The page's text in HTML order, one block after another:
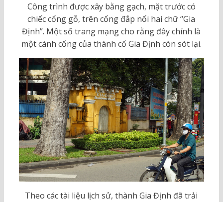
Công trình được xây bằng gạch, mặt trước có
chiếc cổng gỗ, trên cổng đắp nổi hai chữ “Gia
Định”. Một số trang mạng cho rằng đây chính là
một cánh cổng của thành cổ Gia Định còn sót lại.
Theo các tài liệu lịch sử, thành Gia Định đã trải